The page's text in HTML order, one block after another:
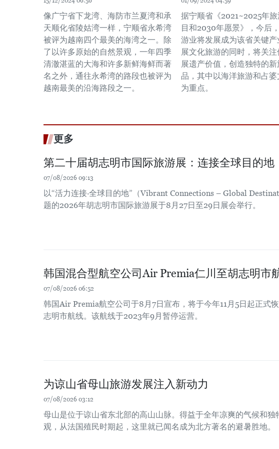
像广宁省下龙湾、海防市兰夏湾和承
天顺化省陵姑湾一样，宁顺省永希湾
被评为越南四个最美的海湾之一。除
了以许多原始的自然景观，一年四季
清澈湛蓝的大海和许多新鲜海鲜而著
名之外，通往永希湾的路段也被评为
越南最美的沿海路段之一。
据宁顺省《2021~2025年
目和2030年愿景》，今后
游业将发展成为该省关键
展文化旅游的同时，将关
展遗产价值，创造独特的
品，其中以海洋旅游和占
为重点。
更多
第二十届胡志明市国际旅游展：连接全球目的地
07/08/2026 09:13
以“活力连接·全球目的地”（Vibrant Connections – Global
题的2026年胡志明市国际旅游展于8月27日至29日展会举行。
韩国混合型航空公司Air Premia仁川至胡志明市
07/08/2026 06:52
韩国Air Premia航空公司于8月7日宣布，将于今年11月5日起正式
志明市航线。该航线于2023年9月暂停运营。
为谅山省母山旅游发展注入新动力
07/08/2026 03:12
母山是位于谅山省东北部的高山山脉。得益于全年凉爽的气候和独
观，从法国殖民时期起，这里就已闻名成为北方著名的避暑胜地。